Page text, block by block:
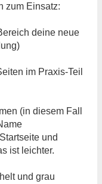
zum Einsatz:
deine neue
im Praxis-Teil
(in diesem Fall
und
ist leichter.
und grau